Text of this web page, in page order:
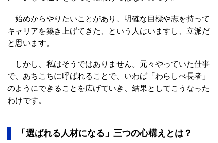
始めからやりたいことがあり、明確な目標や志を持って
キャリアを築き上げてきた、という人はいますし、立派だ
と思います。
しかし、私はそうではありません。元々やっていた仕事
で、あちこちに呼ばれることで、いわば「わらしべ長者」
のようにできることを広げていき、結果としてこうなった
わけです。
「選ばれる人材になる」三つの心構えとは？